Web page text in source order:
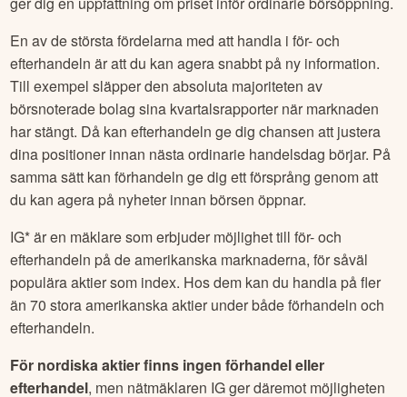
En av de största fördelarna med att handla i för- och
efterhandeln är att du kan agera snabbt på ny information.
Till exempel släpper den absoluta majoriteten av
börsnoterade bolag sina kvartalsrapporter när marknaden
har stängt. Då kan efterhandeln ge dig chansen att justera
dina positioner innan nästa ordinarie handelsdag börjar. På
samma sätt kan förhandeln ge dig ett försprång genom att
du kan agera på nyheter innan börsen öppnar.
IG* är en mäklare som erbjuder möjlighet till för- och
efterhandeln på de amerikanska marknaderna, för såväl
populära aktier som index. Hos dem kan du handla på fler
än 70 stora amerikanska aktier under både förhandeln och
efterhandeln.
För nordiska aktier finns ingen förhandel eller
efterhandel, men nätmäklaren IG ger däremot möjligheten